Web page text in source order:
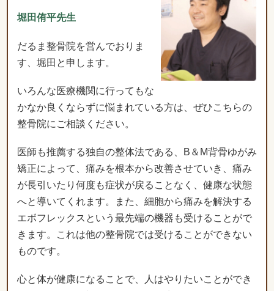
堀田侑平先生
だるま整骨院を営んでおりま
す、堀田と申します。
いろんな医療機関に行ってもな
かなか良くならずに悩まれている方は、ぜひこちらの
整骨院にご相談ください。
医師も推薦する独自の整体法である、B＆M背骨ゆがみ
矯正によって、痛みを根本から改善させていき、痛み
が長引いたり何度も症状が戻ることなく、健康な状態
へと導いてくれます。また、細胞から痛みを解決する
エボフレックスという最先端の機器も受けることがで
きます。これは他の整骨院では受けることができない
ものです。
心と体が健康になることで、人はやりたいことができ